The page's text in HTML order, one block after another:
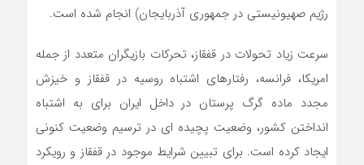
رژیم صهیونیستی در جمهوری آذربایجان) انجام شده است.
سرعت زیاد تحولات در قفقاز، تحرکات بازیگران متعدد از جمله
امریکا، فرانسه، رفتارهای اشتباه روسیه در قفقاز و خیزش
مجدد ماده گرگ پرستان در داخل ایران برای به اشتباه
انداختن کشور، وضعیت پچیده ای در ترسیم وضعیت کنونی
ایجاد کرده است. برای تبیین شرایط موجود در قفقاز و رویکرد